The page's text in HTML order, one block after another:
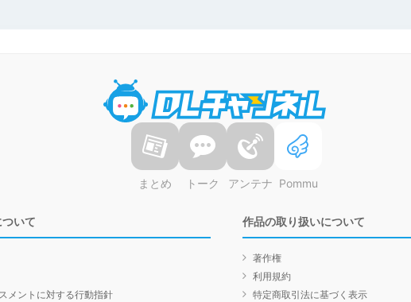
まとめ トーク アンテナ Pommu
いて
メントに対する行動指針
作品の取り扱いについて
著作権
利用規約
特定商取引法に基づく表示